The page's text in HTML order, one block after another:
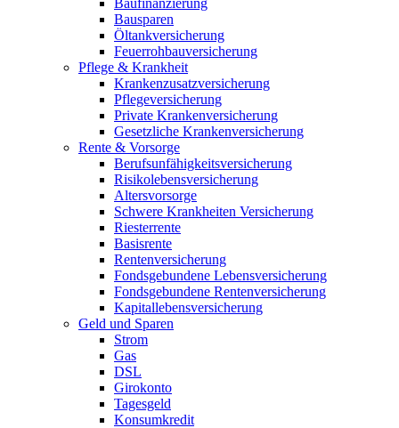
Bausparen
Öltankversicherung
Feuerrohbauversicherung
Pflege & Krankheit
Krankenzusatzversicherung
Pflegeversicherung
Private Krankenversicherung
Gesetzliche Krankenversicherung
Rente & Vorsorge
Berufs­unfähigkeitsversicherung
Risikolebensversicherung
Altersvorsorge
Schwere Krankheiten Versicherung
Riesterrente
Basisrente
Rentenversicherung
Fondsgebundene Lebensversicherung
Fondsgebundene Rentenversicherung
Kapitallebensversicherung
Geld und Sparen
Strom
Gas
DSL
Girokonto
Tagesgeld
Konsumkredit